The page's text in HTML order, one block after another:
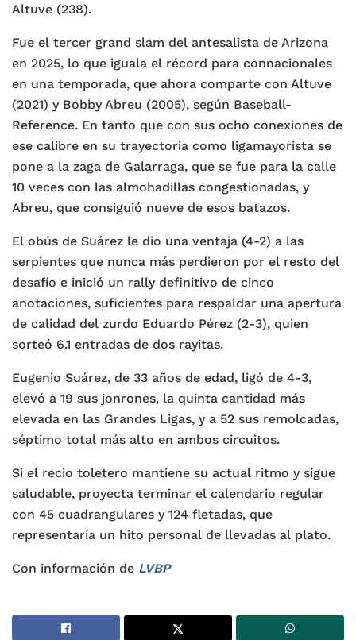
Altuve (238).
Fue el tercer grand slam del antesalista de Arizona
en 2025, lo que iguala el récord para connacionales
en una temporada, que ahora comparte con Altuve
(2021) y Bobby Abreu (2005), según Baseball-
Reference. En tanto que con sus ocho conexiones de
ese calibre en su trayectoria como ligamayorista se
pone a la zaga de Galarraga, que se fue para la calle
10 veces con las almohadillas congestionadas, y
Abreu, que consiguió nueve de esos batazos.
El obús de Suárez le dio una ventaja (4-2) a las
serpientes que nunca más perdieron por el resto del
desafío e inició un rally definitivo de cinco
anotaciones, suficientes para respaldar una apertura
de calidad del zurdo Eduardo Pérez (2-3), quien
sorteó 6.1 entradas de dos rayitas.
Eugenio Suárez, de 33 años de edad, ligó de 4-3,
elevó a 19 sus jonrones, la quinta cantidad más
elevada en las Grandes Ligas, y a 52 sus remolcadas,
séptimo total más alto en ambos circuitos.
Si el recio toletero mantiene su actual ritmo y sigue
saludable, proyecta terminar el calendario regular
con 45 cuadrangulares y 124 fletadas, que
representaría un hito personal de llevadas al plato.
Con información de LVBP